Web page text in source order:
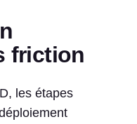
friction
les étapes